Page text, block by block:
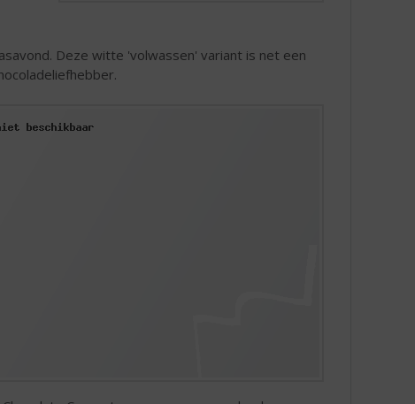
Deze witte 'volwassen' variant is net een